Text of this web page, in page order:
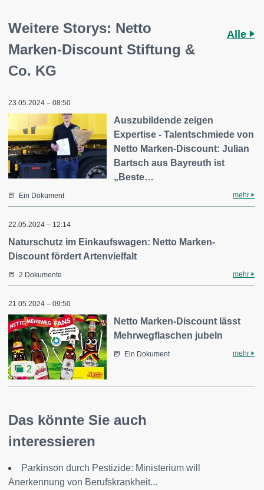
Weitere Storys: Netto
Marken-Discount Stiftung &
Co. KG
Alle
23.05.2024 – 08:50
Auszubildende zeigen
Expertise - Talentschmiede von
Netto Marken-Discount: Julian
Bartsch aus Bayreuth ist
„Beste…
Ein Dokument mehr
22.05.2024 – 12:14
Naturschutz im Einkaufswagen: Netto Marken-
Discount fördert Artenvielfalt
2 Dokumente mehr
21.05.2024 – 09:50
2
Netto Marken-Discount lässt
Mehrwegflaschen jubeln
Ein Dokument mehr
Das könnte Sie auch
interessieren
Parkinson durch Pestizide: Ministerium will
Anerkennung von Berufskrankheit...